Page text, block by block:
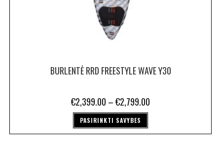
BURLENTĖ RRD FREESTYLE WAVE Y30
€2,399.00 –€2,799.00
PASIRINKTI SAVYBES